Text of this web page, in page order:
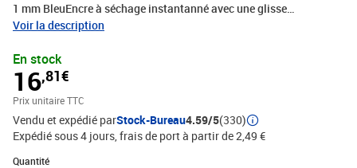
1 mm BleuEncre à séchage instantanné avec une glisse
exceptionnelle
Voir la description
En stock
16,81€
Prix unitaire TTC
Vendu et expédié parStock-Bureau4.59/5(330)
Expédié sous 4 jours, frais de port à partir de 2,49 €
Quantité
Quantité : 1